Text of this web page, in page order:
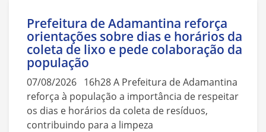
Prefeitura de Adamantina reforça
orientações sobre dias e horários da
coleta de lixo e pede colaboração da
população
07/08/2026 16h28 A Prefeitura de Adamantina
reforça à população a importância de respeitar
os dias e horários da coleta de resíduos,
contribuindo para a limpeza